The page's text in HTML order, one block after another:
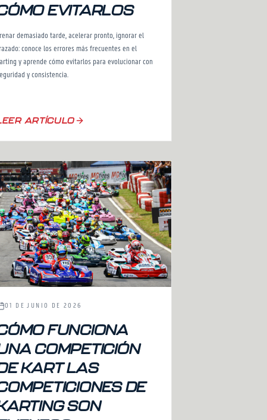
EVITARLOS
demasiado tarde, acelerar pronto, ignorar el
conoce los errores más frecuentes en el
y aprende cómo evitarlos para evolucionar con
y consistencia.
ARTÍCULO
01 DE JUNIO DE 2026
FUNCIONA
COMPETICIÓN
KART LAS
DE
SON